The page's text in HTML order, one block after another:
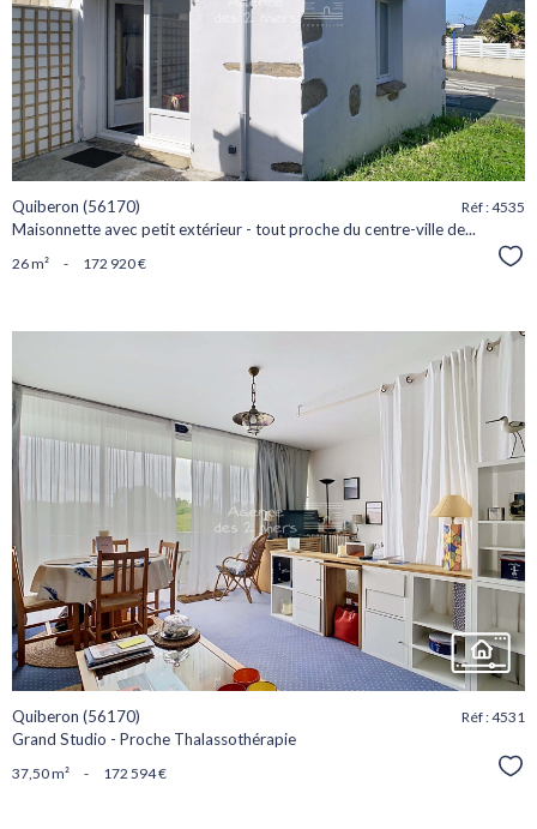
bien
Quiberon (56170)
Maisonnette avec petit extérieur - tout proche du centre-ville de...
Réf : 4535
26 m² - 172 920 €
voir le
bien
Quiberon (56170)
Grand Studio - Proche Thalassothérapie
Réf : 4531
37,50 m² - 172 594 €